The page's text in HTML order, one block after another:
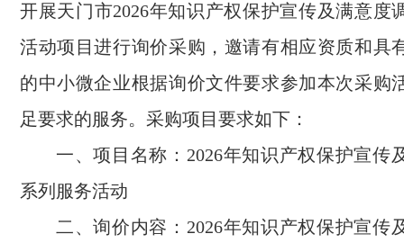
开展天门市2026年知识产权保护宣传及满意度
活动项目进行询价采购，邀请有相应资质和具
的中小微企业根据询价文件要求参加本次采购
足要求的服务。采购项目要求如下：
一、项目名称： 2026年知识产权保护宣传
系列服务活动
二、询价内容： 2026年知识产权保护宣传